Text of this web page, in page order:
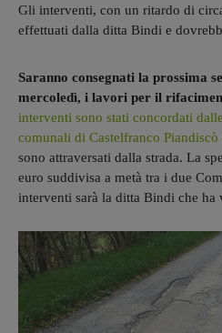
Gli interventi, con un ritardo di
effettuati dalla ditta Bindi e
Saranno consegnati la prossima
mercoledì, i lavori per il
interventi sono stati concordati
comunali di Castelfranco
sono attraversati dalla strada. La
euro suddivisa a metà tra i due
interventi sarà la ditta Bindi che ha